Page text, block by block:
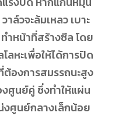
ล์วจะล้มเหลว เบาะ
ำหน้าที่สร้างซีล โดย
ลหะเพื่อให้ได้การปิด
องการสมรรถนะสูง
ศูนย์คู่ ซึ่งทำให้แผ่น
ศูนย์กลางเล็กน้อย